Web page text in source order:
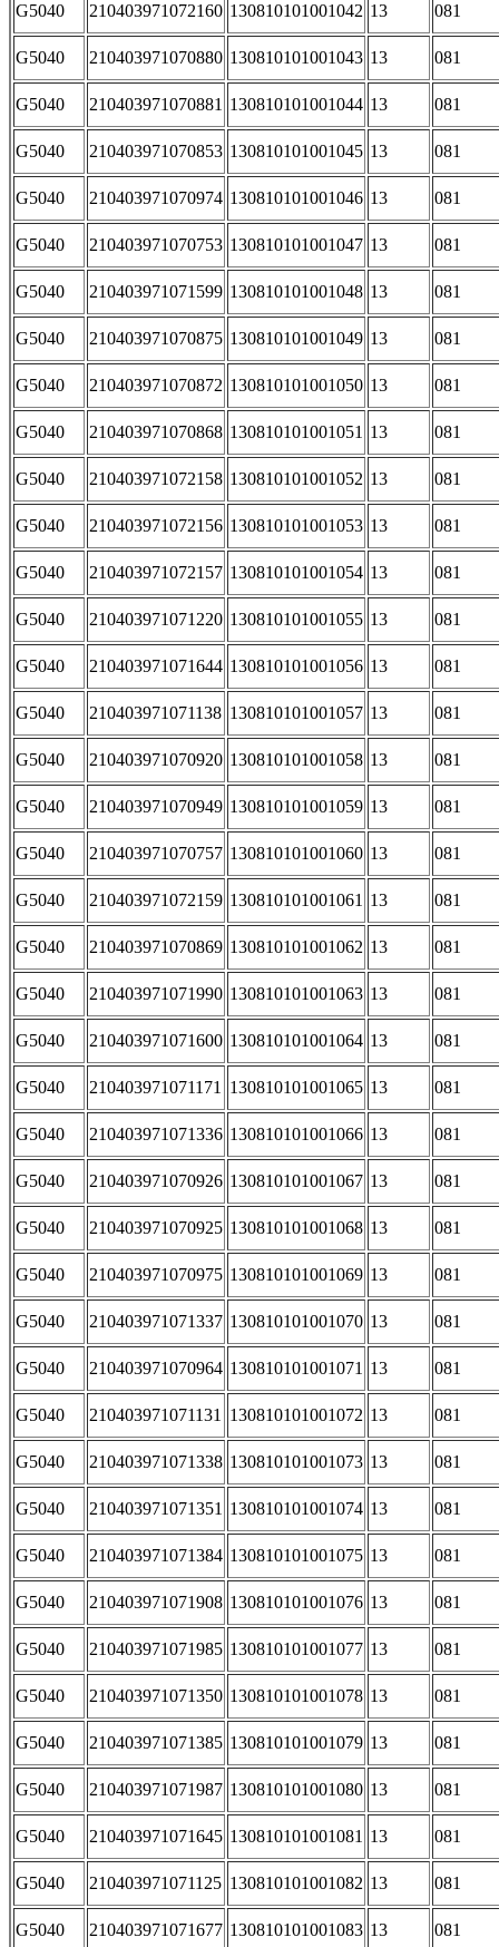
G5040 210403971072160 130810101001042 13 081
G5040 210403971070880 130810101001043 13 081
G5040 210403971070881 130810101001044 13 081
G5040 210403971070853 130810101001045 13 081
G5040 210403971070974 130810101001046 13 081
G5040 210403971070753 130810101001047 13 081
G5040 210403971071599 130810101001048 13 081
G5040 210403971070875 130810101001049 13 081
G5040 210403971070872 130810101001050 13 081
G5040 210403971070868 130810101001051 13 081
G5040 210403971072158 130810101001052 13 081
G5040 210403971072156 130810101001053 13 081
G5040 210403971072157 130810101001054 13 081
G5040 210403971071220 130810101001055 13 081
G5040 210403971071644 130810101001056 13 081
G5040 210403971071138 130810101001057 13 081
G5040 210403971070920 130810101001058 13 081
G5040 210403971070949 130810101001059 13 081
G5040 210403971070757 130810101001060 13 081
G5040 210403971072159 130810101001061 13 081
G5040 210403971070869 130810101001062 13 081
G5040 210403971071990 130810101001063 13 081
G5040 210403971071600 130810101001064 13 081
G5040 210403971071171 130810101001065 13 081
G5040 210403971071336 130810101001066 13 081
G5040 210403971070926 130810101001067 13 081
G5040 210403971070925 130810101001068 13 081
G5040 210403971070975 130810101001069 13 081
G5040 210403971071337 130810101001070 13 081
G5040 210403971070964 130810101001071 13 081
G5040 210403971071131 130810101001072 13 081
G5040 210403971071338 130810101001073 13 081
G5040 210403971071351 130810101001074 13 081
G5040 210403971071384 130810101001075 13 081
G5040 210403971071908 130810101001076 13 081
G5040 210403971071985 130810101001077 13 081
G5040 210403971071350 130810101001078 13 081
G5040 210403971071385 130810101001079 13 081
G5040 210403971071987 130810101001080 13 081
G5040 210403971071645 130810101001081 13 081
G5040 210403971071125 130810101001082 13 081
G5040 210403971071677 130810101001083 13 081